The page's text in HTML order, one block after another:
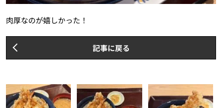
肉厚なのが嬉しかった！
記事に戻る